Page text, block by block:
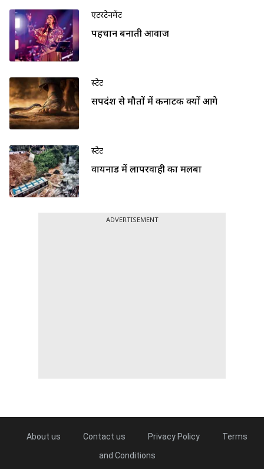
एंटरटेनमेंट
पहचान बनाती आवाज
स्टेट
सर्पदंश से मौतों में कर्नाटक क्यों आगे
स्टेट
वायनाड में लापरवाही का मलबा
ADVERTISEMENT
About us Contact us Privacy Policy
Terms
and Conditions